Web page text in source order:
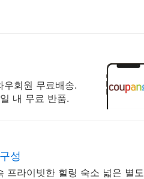
회원 무료배송.
내 무료 반품.
성
프라이빗한 힐링 숙소 넓은 별도